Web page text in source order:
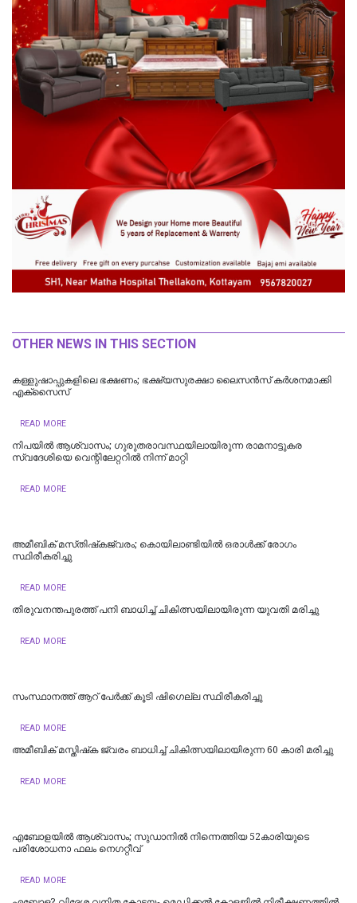
OTHER NEWS IN THIS SECTION
കള്ളുഷാപ്പുകളിലെ ഭക്ഷണം; ഭക്ഷ്യസുരക്ഷാ ലൈസന്‍സ് കര്‍ശനമാക്കി
എക്‌സൈസ്
READ MORE
നിപയിൽ ആശ്വാസം; ഗുരുതരാവസ്ഥയിലായിരുന്ന രാമനാട്ടുകര
സ്വദേശിയെ വെന്റിലേറ്ററിൽ നിന്ന് മാറ്റി
READ MORE
അമീബിക് മസ്‌തിഷ്‌കജ്വരം; കൊയിലാണ്ടിയിൽ ഒരാൾക്ക് രോഗം
സ്ഥിരീകരിച്ചു
READ MORE
തിരുവനന്തപുരത്ത് പനി ബാധിച്ച് ചികിത്സയിലായിരുന്ന യുവതി മരിച്ചു
READ MORE
സംസ്ഥാനത്ത് ആറ് പേര്‍ക്ക് കൂടി ഷിഗെല്ല സ്ഥിരീകരിച്ചു
READ MORE
അമീബിക് മസ്തിഷ്‌ക ജ്വരം ബാധിച്ച് ചികിത്സയിലായിരുന്ന 60 കാരി മരിച്ചു
READ MORE
എബോളയിൽ ആശ്വാസം; സുഡാനിൽ നിന്നെത്തിയ 52കാരിയുടെ
പരിശോധനാ ഫലം നെഗറ്റീവ്
READ MORE